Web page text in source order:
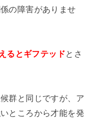
の障害がありませ
るとギフテッドとさ
群と同じですが、ア
ところから才能を発